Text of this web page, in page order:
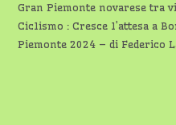
Gran Piemonte novarese tra
Ciclismo : Cresce l’attesa a
Piemonte 2024 – di Federico